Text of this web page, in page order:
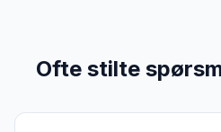
Ofte stilte